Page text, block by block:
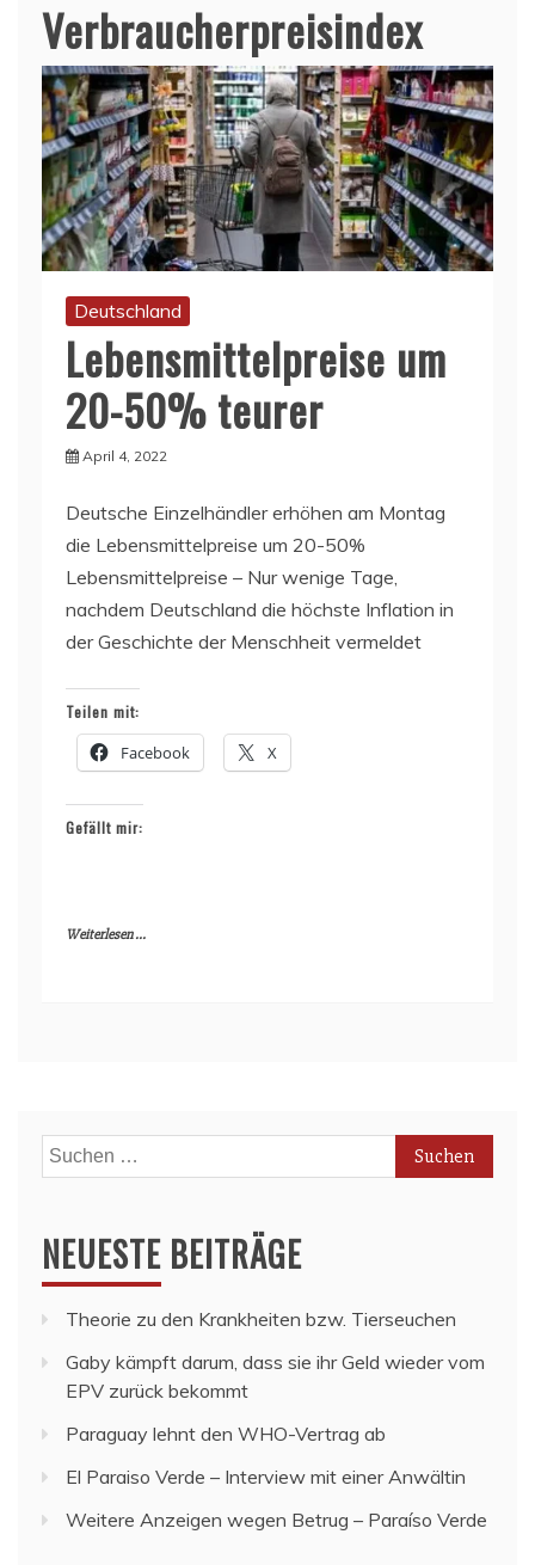
Verbraucherpreisindex
Deutschland
Lebensmittelpreise um
20-50% teurer
April 4, 2022
Deutsche Einzelhändler erhöhen am Montag
die Lebensmittelpreise um 20-50%
Lebensmittelpreise – Nur wenige Tage,
nachdem Deutschland die höchste Inflation in
der Geschichte der Menschheit vermeldet
Teilen mit:
Facebook X
Gefällt mir:
Weiterlesen ...
Suchen
nach:
NEUESTE BEITRÄGE
Theorie zu den Krankheiten bzw. Tierseuchen
Gaby kämpft darum, dass sie ihr Geld wieder vom
EPV zurück bekommt
Paraguay lehnt den WHO-Vertrag ab
El Paraiso Verde – Interview mit einer Anwältin
Weitere Anzeigen wegen Betrug – Paraíso Verde